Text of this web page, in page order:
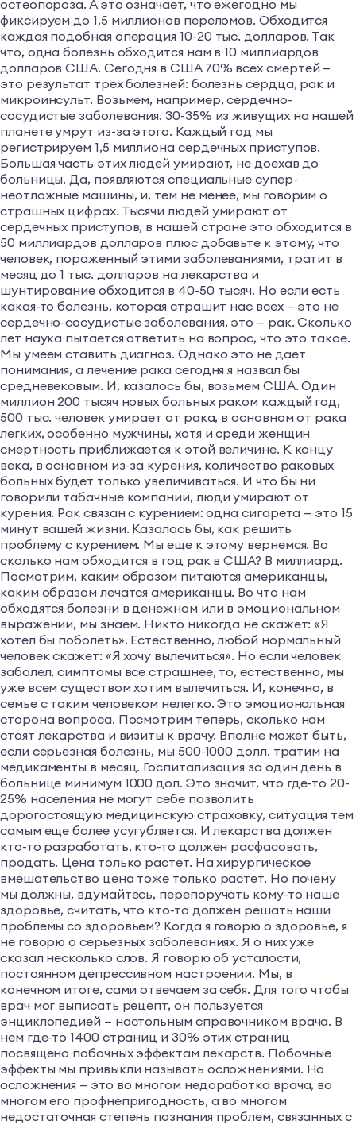
остеопoроза. А это означает, что ежегодно мы
фиксируем до 1,5 миллионов переломов. Обходится
каждая подобная операция 10-20 тыс. долларов. Так
что, одна болезнь обходится нам в 10 миллиардов
долларов США. Сегодня в США 70% всех смертей —
это результат трех болезней: болезнь сердца, рак и
микроинсульт. Возьмем, например, сердечно-
сосудистые заболевания. 30-35% из живущих на нашей
планете умрут из-за этого. Каждый год мы
регистрируем 1,5 миллиона сердечных приступов.
Большая часть этих людей умирают, не доехав до
больницы. Да, появляются специальные супер-
неотложные машины, и, тем не менее, мы говорим о
страшных цифрах. Тысячи людей умирают от
сердечных приступов, в нашей стране это обходится в
50 миллиардов долларов плюс добавьте к этому, что
человек, пораженный этими заболеваниями, тратит в
месяц до 1 тыс. долларов на лекарства и
шунтирование обходится в 40-50 тысяч. Но если есть
какая-то болезнь, которая страшит нас всех — это не
сердечно-сосудистые заболевания, это — рак. Сколько
лет наука пытается ответить на вопрос, что это такое.
Мы умеем ставить диагноз. Однако это не дает
понимания, а лечение рака сегодня я назвал бы
средневековым. И, казалось бы, возьмем США. Один
миллион 200 тысяч новых больных раком каждый год,
500 тыс. человек умирает от рака, в основном от рака
легких, особенно мужчины, хотя и среди женщин
смертность приближается к этой величине. К концу
века, в основном из-за курения, количество раковых
больных будет только увеличиваться. И что бы ни
говорили табачные компании, люди умирают от
курения. Рак связан с курением: одна сигарета — это 15
минут вашей жизни. Казалось бы, как решить
проблему с курением. Мы еще к этому вернемся. Во
сколько нам обходится в год рак в США? В миллиард.
Посмотрим, каким образом питаются американцы,
каким образом лечатся американцы. Во что нам
обходятся болезни в денежном или в эмоциональном
выражении, мы знаем. Никто никогда не скажет: «Я
хотел бы поболеть». Естественно, любой нормальный
человек скажет: «Я хочу вылечиться». Но если человек
заболел, симптомы все страшнее, то, естественно, мы
уже всем существом хотим вылечиться. И, конечно, в
семье с таким человеком нелегко. Это эмоциональная
сторона вопроса. Посмотрим теперь, сколько нам
стоят лекарства и визиты к врачу. Вполне может быть,
если серьезная болезнь, мы 500-1000 долл. тратим на
медикаменты в месяц. Госпитализация за один день в
больнице минимум 1000 дол. Это значит, что где-то 20-
25% населения не могут себе позволить
дорогостоящую медицинскую страховку, ситуация тем
самым еще более усугубляется. И лекарства должен
кто-то разработать, кто-то должен расфасовать,
продать. Цена только растет. На хирургическое
вмешательство цена тоже только растет. Но почему
мы должны, вдумайтесь, перепоручать кому-то наше
здоровье, считать, что кто-то должен решать наши
проблемы со здоровьем? Когда я говорю о здоровье, я
не говорю о серьезных заболеваниях. Я о них уже
сказал несколько слов. Я говорю об усталости,
постоянном депрессивном настроении. Мы, в
конечном итоге, сами отвечаем за себя. Для того чтобы
врач мог выписать рецепт, он пользуется
энциклопедией — настольным справочником врача. В
нем где-то 1400 страниц и 30% этих страниц
посвящено побочных эффектам лекарств. Побочные
эффекты мы привыкли называть осложнениями. Но
осложнения — это во многом недоработка врача, во
многом его профнепригодность, а во многом
недостаточная степень познания проблем, связанных с